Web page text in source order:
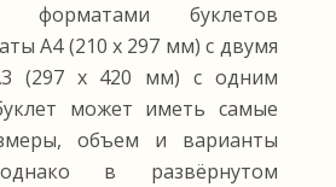
форматами буклетов
А4 (210 х 297 мм) с двумя
(297 х 420 мм) с одним
может иметь самые
объем и варианты
в развёрнутом